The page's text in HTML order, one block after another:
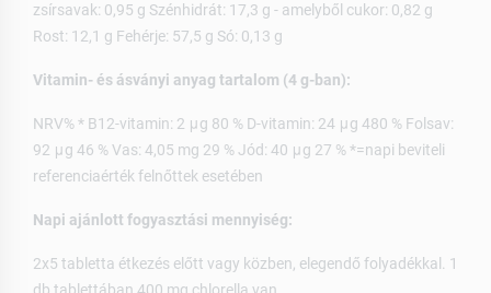
zsírsavak: 0,95 g Szénhidrát: 17,3 g - amelyből cukor: 0,82 g
Rost: 12,1 g Fehérje: 57,5 g Só: 0,13 g
Vitamin- és ásványi anyag tartalom (4 g-ban):
NRV% * B12-vitamin: 2 μg 80 % D-vitamin: 24 μg 480 % Folsav:
92 μg 46 % Vas: 4,05 mg 29 % Jód: 40 μg 27 % *=napi beviteli
referenciaérték felnőttek esetében
Napi ajánlott fogyasztási mennyiség:
2x5 tabletta étkezés előtt vagy közben, elegendő folyadékkal. 1